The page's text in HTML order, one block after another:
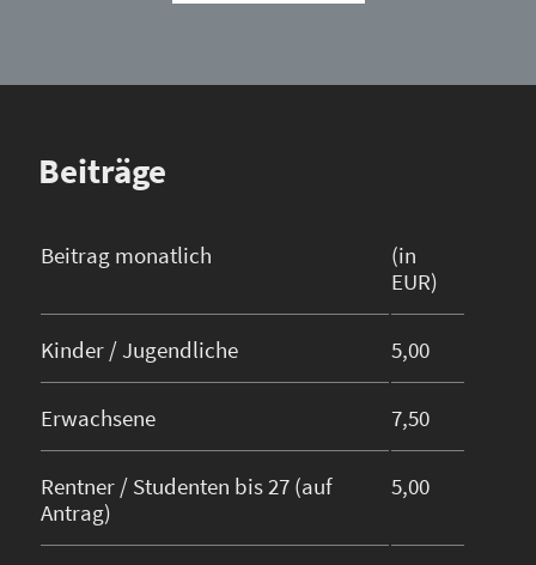
Beiträge
Beitrag monatlich
(in
EUR)
Kinder / Jugendliche 5,00
Erwachsene 7,50
Rentner / Studenten bis 27 (auf
Antrag)
5,00